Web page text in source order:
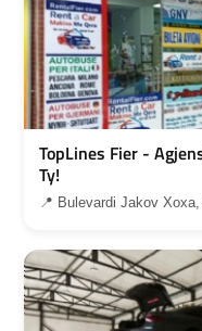
TopLines Fier -
Ty!
📍 Bulevardi Jakov